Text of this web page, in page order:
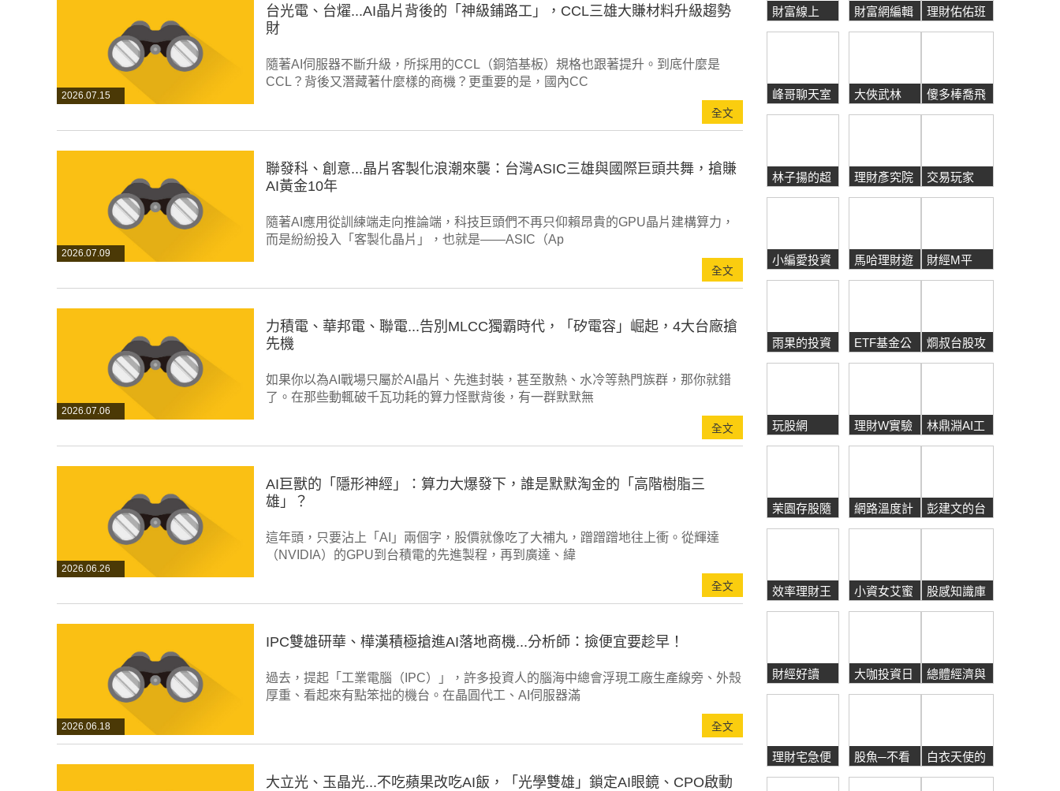
2026.07.15
台光電、台燿...AI晶片背後的「神級鋪路工」，CCL三雄大賺材料升級趨勢
財
隨著AI伺服器不斷升級，所採用的CCL（銅箔基板）規格也跟著提升。到底什麼是
CCL？背後又潛藏著什麼樣的商機？更重要的是，國內CC
全文
2026.07.09
聯發科、創意...晶片客製化浪潮來襲：台灣ASIC三雄與國際巨頭共舞，搶賺
AI黃金10年
隨著AI應用從訓練端走向推論端，科技巨頭們不再只仰賴昂貴的GPU晶片建構算力，
而是紛紛投入「客製化晶片」，也就是——ASIC（Ap
全文
2026.07.06
力積電、華邦電、聯電...告別MLCC獨霸時代，「矽電容」崛起，4大台廠搶
先機
如果你以為AI戰場只屬於AI晶片、先進封裝，甚至散熱、水冷等熱門族群，那你就錯
了。在那些動輒破千瓦功耗的算力怪獸背後，有一群默默無
全文
2026.06.26
AI巨獸的「隱形神經」：算力大爆發下，誰是默默淘金的「高階樹脂三
雄」？
這年頭，只要沾上「AI」兩個字，股價就像吃了大補丸，蹭蹭蹭地往上衝。從輝達
（NVIDIA）的GPU到台積電的先進製程，再到廣達、緯
全文
2026.06.18
IPC雙雄研華、樺漢積極搶進AI落地商機...分析師：撿便宜要趁早！
過去，提起「工業電腦（IPC）」，許多投資人的腦海中總會浮現工廠生產線旁、外殼
厚重、看起來有點笨拙的機台。在晶圓代工、AI伺服器滿
全文
大立光、玉晶光...不吃蘋果改吃AI飯，「光學雙雄」鎖定AI眼鏡、CPO啟動
財富線上
財富網編輯
理財佑佑班
峰哥聊天室 大俠武林 傻多棒喬飛
林子揚的超
理財彥究院 交易玩家
小編愛投資
馬哈理財遊
財經M平
雨果的投資
ETF基金公
烱叔台股攻
玩股網
理財W實驗
林鼎淵AI工
茉園存股隨
網路溫度計
彭建文的台
效率理財王
小資女艾蜜
股感知識庫
財經好讀
大咖投資日
總體經濟與
理財宅急便
股魚─不看
白衣天使的